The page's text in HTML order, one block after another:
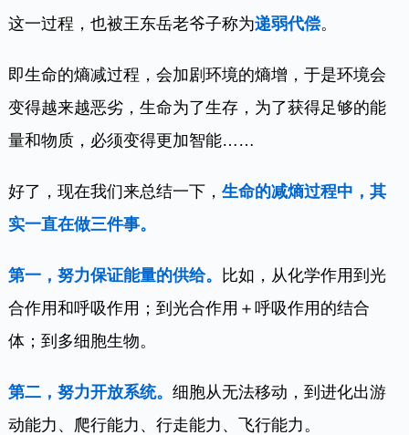
这一过程，也被王东岳老爷子称为递弱代偿。
即生命的熵减过程，会加剧环境的熵增，于是环境会
变得越来越恶劣，生命为了生存，为了获得足够的能
量和物质，必须变得更加智能……
好了，现在我们来总结一下，生命的减熵过程中，其
实一直在做三件事。
第一，努力保证能量的供给。
比如，从化学作用到光
合作用和呼吸作用；到光合作用＋呼吸作用的结合
体；到多细胞生物。
第二，努力开放系统。细胞从无法移动，到进化出游
动能力、爬行能力、行走能力、飞行能力。